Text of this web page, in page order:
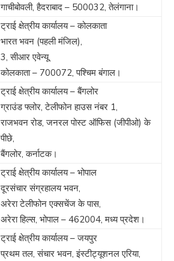
गाचीबोवली, हैदराबाद – 500032, तेलंगाना।
ट्राई क्षेत्रीय कार्यालय – कोलकाता
भारत भवन (पहली मंजिल),
3, सीआर एवेन्यू,
कोलकाता – 700072, पश्चिम बंगाल।
ट्राई क्षेत्रीय कार्यालय – बैंगलोर
ग्राउंड फ्लोर, टेलीफोन हाउस नंबर 1,
राजभवन रोड, जनरल पोस्ट ऑफिस (जीपीओ) के
पीछे,
बैंगलोर, कर्नाटक।
ट्राई क्षेत्रीय कार्यालय – भोपाल
दूरसंचार संग्रहालय भवन,
अरेरा टेलीफोन एक्सचेंज के पास,
अरेरा हिल्स, भोपाल – 462004, मध्य प्रदेश।
ट्राई क्षेत्रीय कार्यालय – जयपुर
प्रथम तल, संचार भवन, इंस्टीट्यूशनल एरिया,